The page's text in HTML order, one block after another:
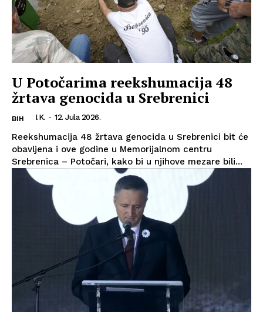
U Potočarima reekshumacija 48
žrtava genocida u Srebrenici
BIH I.K. - 12. Jula 2026.
Reekshumacija 48 žrtava genocida u Srebrenici bit će
obavljena i ove godine u Memorijalnom centru
Srebrenica – Potočari, kako bi u njihove mezare bili...